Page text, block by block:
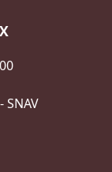
SNAV